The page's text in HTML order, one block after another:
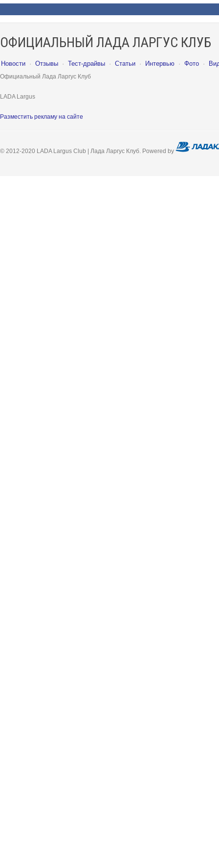
ОФИЦИАЛЬНЫЙ ЛАДА ЛАРГУС КЛУБ
Новости · Отзывы · Тест-драйвы · Статьи · Интервью · Фото ·
Официальный Лада Ларгус Клуб
LADA Largus
Разместить рекламу на сайте
© 2012-2020 LADA Largus Club | Лада Ларгус Клуб. Powered by